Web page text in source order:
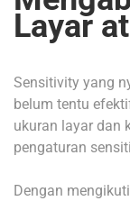
Layar
Sensitivity yang
belum tentu
ukuran layar dan
pengaturan
Dengan